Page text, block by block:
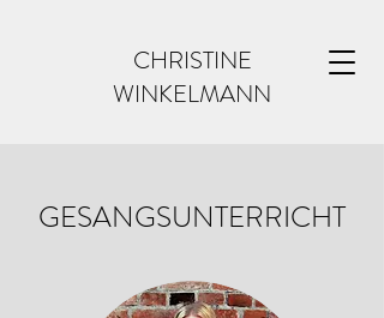
CHRISTINE
WINKELMANN
GESANGSUNTERRICHT